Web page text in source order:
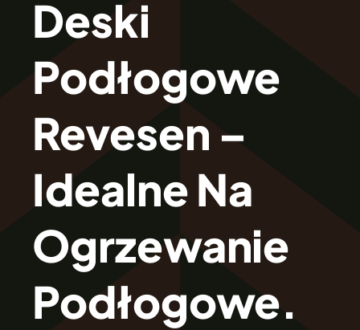
O Firmie Revesen
Kolekcje
Klasy Podłóg
Patronat
Cennik
Galeria
Deski
Podłogowe
Revesen –
Idealne Na
Ogrzewanie
Podłogowe.